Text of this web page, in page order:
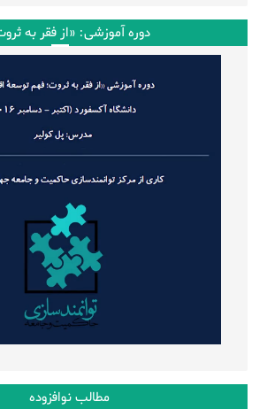
دوره آموزشی: «از فقر به
مطالب نوافزوده